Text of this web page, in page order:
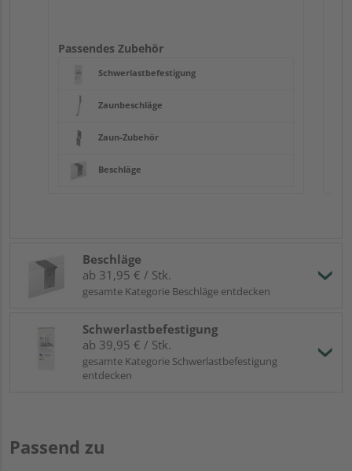
Passendes Zubehör
Schwerlastbefestigung
Zaunbeschläge
Zaun-Zubehör
Beschläge
Beschläge
ab 31,95 € / Stk.
gesamte Kategorie Beschläge entdecken
Schwerlastbefestigung
ab 39,95 € / Stk.
gesamte Kategorie Schwerlastbefestigung
entdecken
Passend zu